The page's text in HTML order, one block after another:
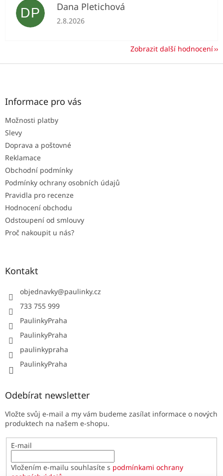
DP Dana Pletichová
Hodnocení obchodu je 5 z 5 hvězdiček.
2.8.2026
Zobrazit další hodnocení
Z
Informace pro vás
Možnosti platby
Slevy
Doprava a poštovné
Reklamace
Obchodní podmínky
Podmínky ochrany osobních údajů
Pravidla pro recenze
Hodnocení obchodu
Odstoupení od smlouvy
Proč nakoupit u nás?
Kontakt
objednavky@paulinky.cz
733 755 999
PaulinkyPraha
PaulinkyPraha
paulinkypraha
PaulinkyPraha
Odebírat newsletter
Vložte svůj e-mail a my vám budeme zasílat informace o nových
produktech na našem e-shopu.
E-mail
Vložením e-mailu souhlasíte s podmínkami ochrany